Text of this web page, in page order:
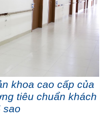
khoa cao cấp của
tiêu chuẩn khách
sao